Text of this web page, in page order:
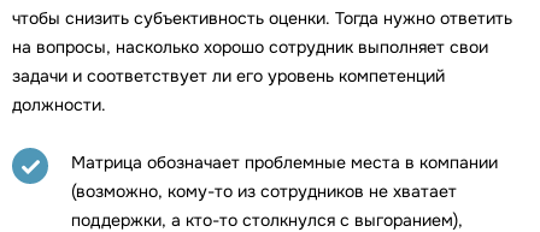
чтобы снизить субъективность оценки. Тогда нужно ответить
на вопросы, насколько хорошо сотрудник выполняет свои
задачи и соответствует ли его уровень компетенций
должности.
Матрица обозначает проблемные места в компании
(возможно, кому-то из сотрудников не хватает
поддержки, а кто-то столкнулся с выгоранием),